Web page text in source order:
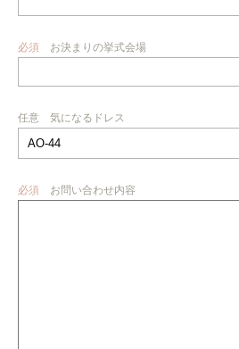
必須 お決まりの挙式会場
任意 気になるドレス
必須 お問い合わせ内容